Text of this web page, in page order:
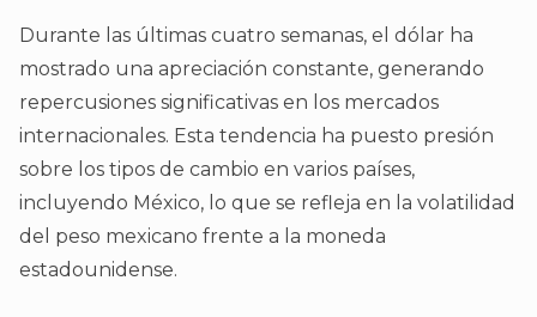
Durante las últimas cuatro semanas, el dólar ha
mostrado una apreciación constante, generando
repercusiones significativas en los mercados
internacionales. Esta tendencia ha puesto presión
sobre los tipos de cambio en varios países,
incluyendo México, lo que se refleja en la volatilidad
del peso mexicano frente a la moneda
estadounidense.